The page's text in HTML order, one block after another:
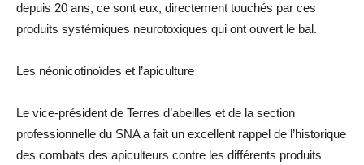
depuis 20 ans, ce sont eux, directement touchés par ces
produits systémiques neurotoxiques qui ont ouvert le bal.
Les néonicotinoïdes et l’apiculture
Le vice-président de Terres d’abeilles et de la section
professionnelle du SNA a fait un excellent rappel de l’historique
des combats des apiculteurs contre les différents produits